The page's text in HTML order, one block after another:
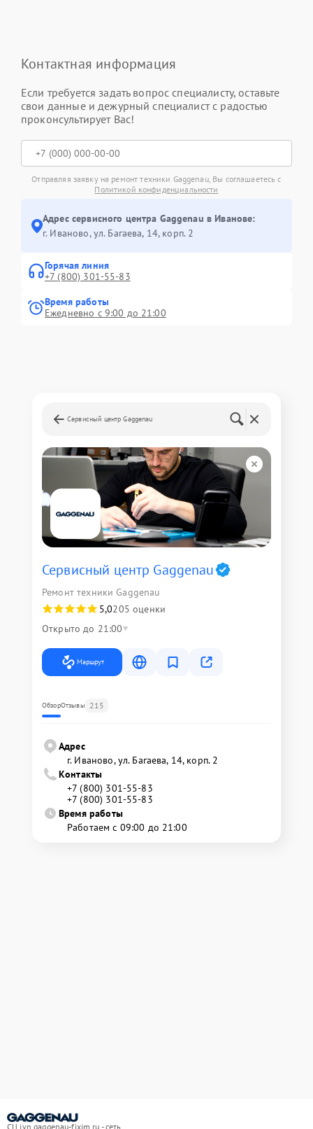
Контактная информация
Если требуется задать вопрос специалисту, оставьте
свои данные и дежурный специалист с радостью
проконсультирует Вас!
Отправляя заявку на ремонт техники Gaggenau, Вы соглашаетесь с
Политикой конфиденциальности
Адрес сервисного центра Gaggenau в Иванове:
г. Иваново, ул. Багаева, 14, корп. 2
Горячая линия
+7 (800) 301-55-83
Время работы
Ежедневно с 9:00 до 21:00
Сервисный центр Gaggenau
Сервисный центр Gaggenau
Ремонт техники Gaggenau
5,0205 оценки
Открыто до 21:00
Маршрут
ОбзорОтзывы 215
Адрес
г. Иваново, ул. Багаева, 14, корп. 2
Контакты
+7 (800) 301-55-83
+7 (800) 301-55-83
Время работы
Работаем с 09:00 до 21:00
СЦ ivn.gaggenau-fixim.ru - сеть